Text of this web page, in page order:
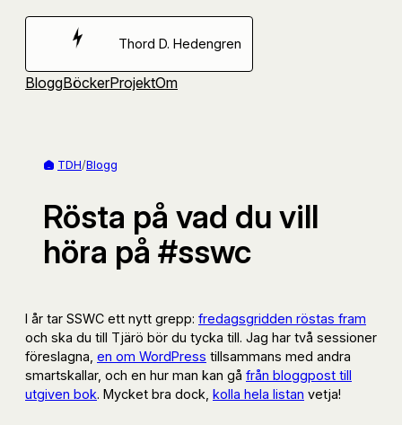
Hoppa
Thord D. Hedengren
BloggBöckerProjektOm
TDH/Blogg
Rösta på vad du vill
höra på #sswc
I år tar SSWC ett nytt grepp: fredagsgridden röstas fram
och ska du till Tjärö bör du tycka till. Jag har två sessioner
föreslagna, en om WordPress tillsammans med andra
smartskallar, och en hur man kan gå från bloggpost till
utgiven bok. Mycket bra dock, kolla hela listan vetja!